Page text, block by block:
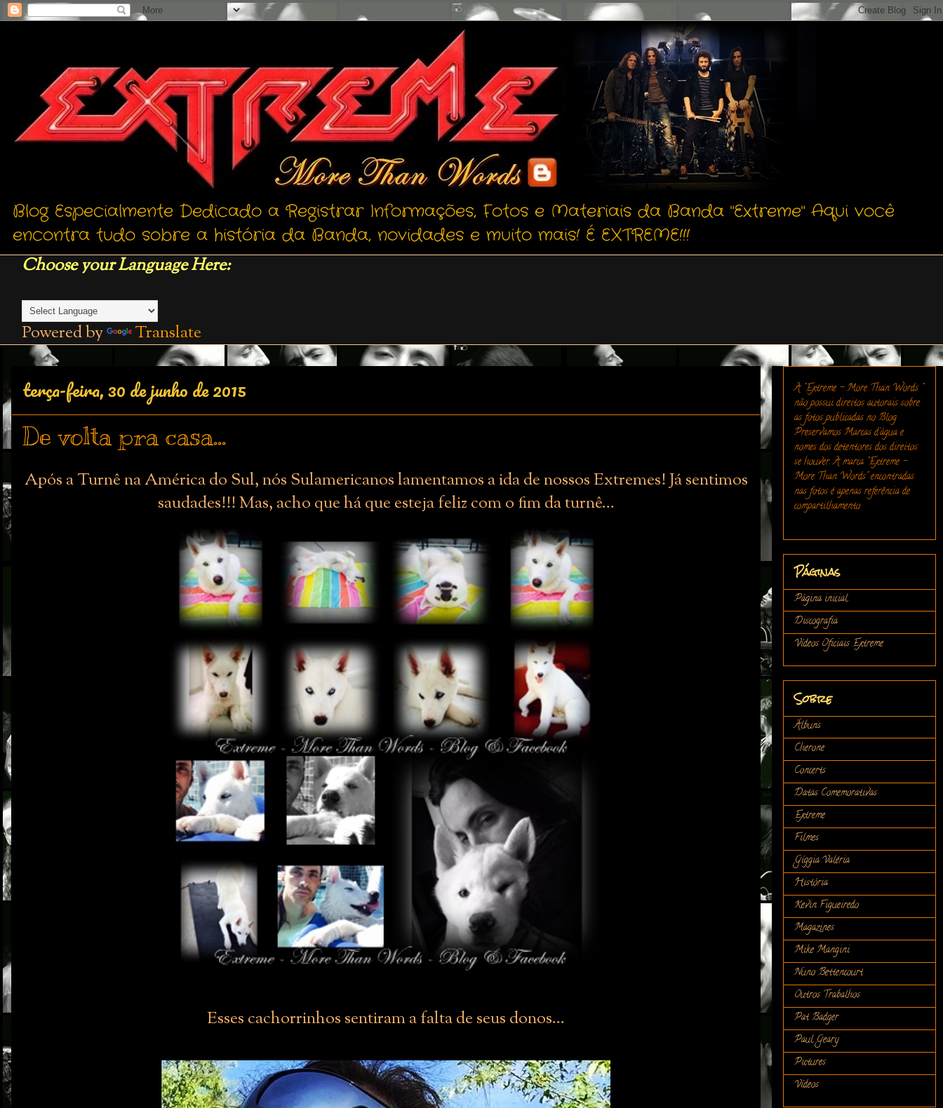
Blog Especialmente Dedicado a Registrar Informações, Fotos e Materiais da Banda "Extreme" Aqui você
encontra tudo sobre a história da Banda, novidades e muito mais! É EXTREME!!!
Choose your Language Here:
Powered by Translate
terça-feira, 30 de junho de 2015
De volta pra casa...
Após a Turnê na América do Sul, nós Sulamericanos lamentamos a ida de nossos Extremes! Já sentimos
saudades!!! Mas, acho que há que esteja feliz com o fim da turnê...
Esses cachorrinhos sentiram a falta de seus donos...
A "Extreme - More Than Words "
não possui direitos autorais sobre
as fotos publicadas no Blog.
Preservamos Marcas d'água e
nomes dos detentores dos direitos
se houver. A marca "Extreme -
More Than Words" encontradas
nas fotos é apenas referência de
compartilhamento.
Páginas
Página inicial
Discografia
Vídeos Oficiais Extreme
Sobre
Álbuns
Cherone
Concerts
Datas Comemorativas
Extreme
Filmes
Gíggia Valéria
História
Kevin Figueiredo
Magazines
Mike Mangini
Nuno Bettencourt
Outros Trabalhos
Pat Badger
Paul Geary
Pictures
Vídeos